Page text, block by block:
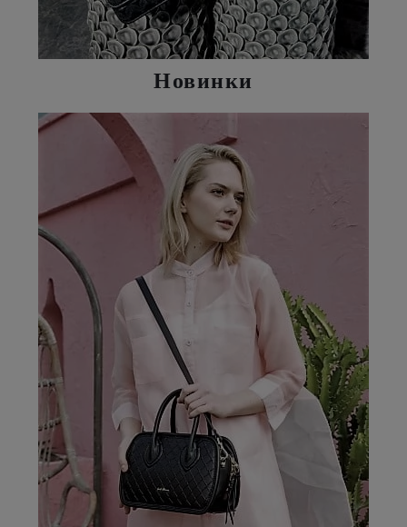
Новинки
- Сумки женские
- Сумки через плечо
- Сумки на руку
- Сумки деловые
- Рюкзаки
- Клатч, вечерние сумки
- Кошельки
- Визитницы
- Косметички
- Обложки для документов
- Обложки для паспорта
- Вся женская коллекция